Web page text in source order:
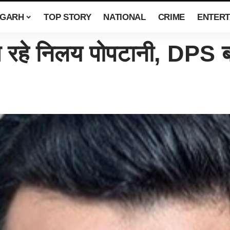
TOP STORY NATIONAL CRIME
निलय पोपटानी, DPS